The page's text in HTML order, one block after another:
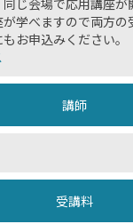
じ会場で応用講座が
学べますので両方
お申込みください。
講師
受講料